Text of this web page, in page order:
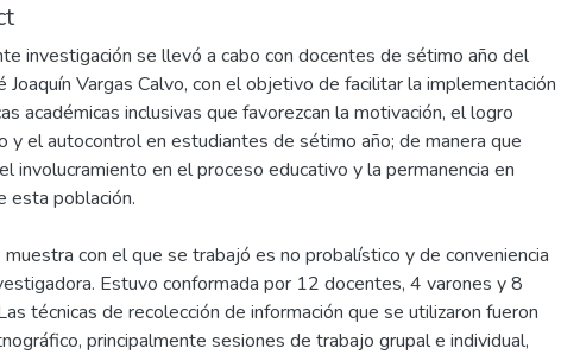
investigación se llevó a cabo con docentes de sétimo año del
Joaquín Vargas Calvo, con el objetivo de facilitar la implementación
académicas inclusivas que favorezcan la motivación, el logro
y el autocontrol en estudiantes de sétimo año; de manera que
involucramiento en el proceso educativo y la permanencia en
esta población.
con el que se trabajó es no probalístico y de conveniencia
Estuvo conformada por 12 docentes, 4 varones y 8
técnicas de recolección de información que se utilizaron fueron
principalmente sesiones de trabajo grupal e individual,